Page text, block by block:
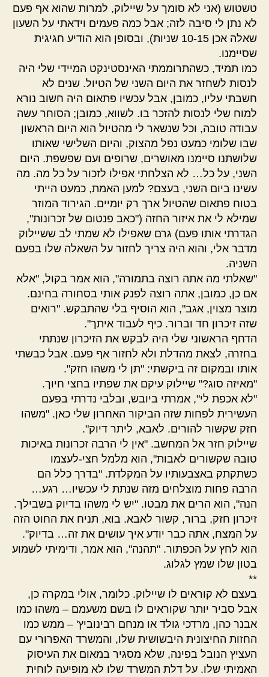
טשטוש (אני לא סומך על שיילוק, למרות שהוא אף פעם
לא נתן לי סיבה לזה; אבל כמה פעמים וידאתי על השעון
שאלה אכן 10-15 שניות), ובסופן הוא הודיע חגיגית
שסיימנו.
כמו תמיד, כשהתרוממתי האינסטינקט המיידי שלי היה
לנסות לשחזר את היום השני של הטיול. שנים לא
חשבתי עליו, כמובן, אבל עכשיו פתאום היה חשוב נורא
למוח שלי לנסות להזכר בו. לשווא, כמובן; הסוחר עשה
עבודה טובה, וכל שנשאר לי מהטיול הוא היום הראשון
שבו שלומי כמעט נפל מהצוק, והיום השלישי שאותו
שלושתנו סיימנו מאושרים, שרופים ועם שפשפת. היום
השני, על כל… לא הצלחתי אפילו לזכור על כל מה. מה
עשינו ביום השני, בעצם? למען האמת, כמעט הייתי
בטוח פתאום שהטיול ארך רק יומיים. הגירוד המוזר
שמילא לי את איזור החזה ("כאב פנטום של זכרונות",
הגדרתי אותו פעם) גרם שאפילו לא שמתי לב ששיילוק
מדבר אלי, והוא היה צריך לחזור על השאלה שלו בפעם
השניה.
"שאלתי מה אתה רוצה בתמורה", הוא אמר בקול, "אלא
אם כן, כמובן, אתה רוצה לפנק אותי בסחורה בחינם.
מוצר מצוין, אגב", הוא הוסיף בלי שהתבקש. "רואים
שזה זיכרון חד וברור. כיף לעבוד איתך".
הדחף הראשוני שלי היה לבקש את הזיכרון שנתתי
בחזרה, לצאת מהדלת ולא לחזור אף פעם. אבל כבשתי
אותו ובמקום זה ביקשתי: "תן לי משהו חזק".
"מאיזה סוג?" שיילוק עיקם את שפתיו בחצי חיוך.
"לא אכפת לי", אמרתי ביובש, ובלבי נדרתי בפעם
העשירית לפחות שזה הביקור האחרון שלי כאן. "משהו
חזק שקשור להורים. לאבא, ליתר דיוק".
שיילוק חזר אל המחשב. "אין לי הרבה זכרונות באיכות
טובה שקשורים לאבות", הוא מלמל חצי-לעצמו
כשתקתק באצבעותיו על המקלדת. "בדרך כלל הם
הרבה פחות מוצלחים מזה שנתת לי עכשיו… רגע…
הנה", הוא הרים את מבטו. "יש לי משהו בדיוק בשבילך.
זיכרון חזק, ברור, קשור לאבא. בוא, תניח את החוט הזה
על המצח, אתה כבר יודע איך עושים את זה… בדיוק".
הוא לחץ על הכפתור. "תהנה", הוא אמר, ודימיתי לשמוע
בטון שלו שמץ לגלוג.
**
בעצם לא קוראים לו שיילוק. כלומר, אולי במקרה כן,
אבל סביר יותר שקוראים לו בשם משעמם – משהו כמו
אבנר כהן, מרדכי גולד או מנחם רבינוביץ' – ממש כמו
החזות החיצונית היבשושית שלו, והמשרד האפרורי עם
העציץ הנובל בפינה, שלא מסגיר במאום את העיסוק
האמיתי שלו. על דלת המשרד שלו לא מופיעה לוחית